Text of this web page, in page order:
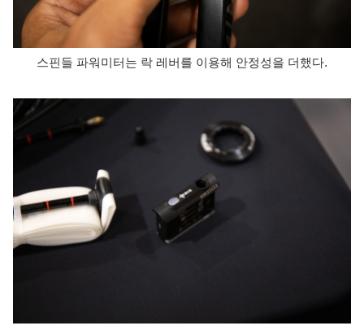
스핀들 파워미터는 락 레버를 이용해 안정성을 더했다.